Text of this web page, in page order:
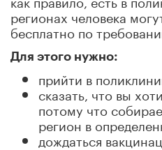
регионах человека
бесплатно по
Для этого нужно:
прийти в
сказать, что вы
потому что
регион в
дождаться